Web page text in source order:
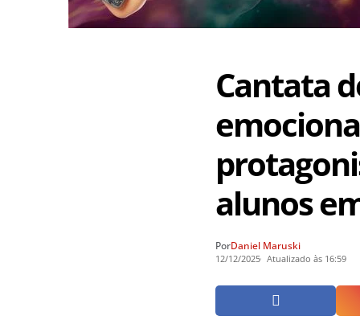
Cantata
alunos
PorDaniel Maruski
12/12/2025 Atualizado às 16:59